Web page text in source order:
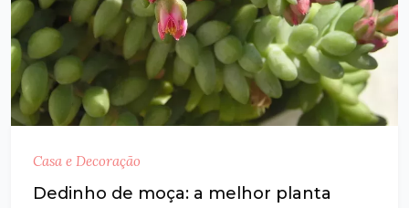
Casa e Decoração
Dedinho de moça: a melhor planta